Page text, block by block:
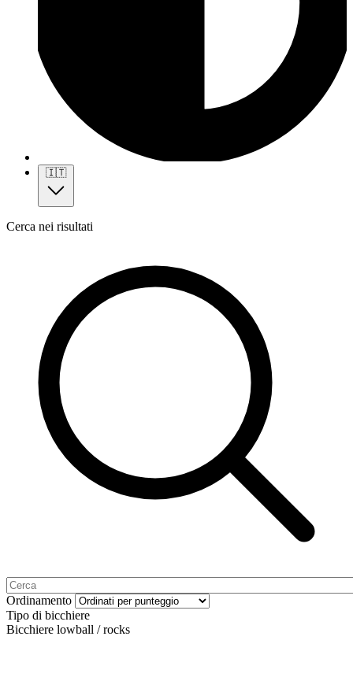
🇮🇹
Cerca nei risultati
Ordinamento
Tipo di bicchiere
Bicchiere lowball / rocks